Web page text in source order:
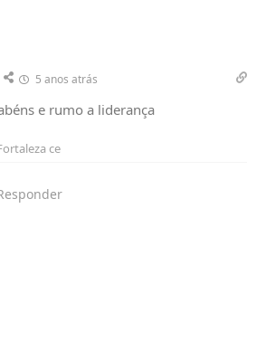
5 anos atrás
e rumo a liderança
ce